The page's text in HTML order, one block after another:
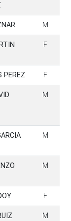
M
F
PEREZ F
M
M
M
F
M